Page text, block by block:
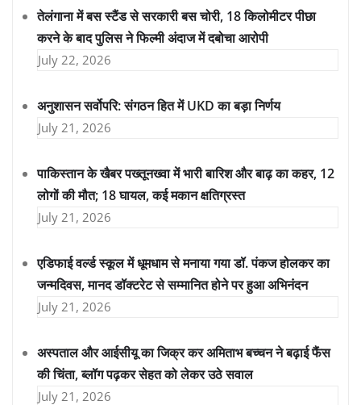
तेलंगाना में बस स्टैंड से सरकारी बस चोरी, 18 किलोमीटर पीछा
करने के बाद पुलिस ने फिल्मी अंदाज में दबोचा आरोपी
July 22, 2026
अनुशासन सर्वोपरि: संगठन हित में UKD का बड़ा निर्णय
July 21, 2026
पाकिस्तान के खैबर पख्तूनख्वा में भारी बारिश और बाढ़ का कहर, 12
लोगों की मौत; 18 घायल, कई मकान क्षतिग्रस्त
July 21, 2026
एडिफाई वर्ल्ड स्कूल में धूमधाम से मनाया गया डॉ. पंकज होलकर का
जन्मदिवस, मानद डॉक्टरेट से सम्मानित होने पर हुआ अभिनंदन
July 21, 2026
अस्पताल और आईसीयू का जिक्र कर अमिताभ बच्चन ने बढ़ाई फैंस
की चिंता, ब्लॉग पढ़कर सेहत को लेकर उठे सवाल
July 21, 2026